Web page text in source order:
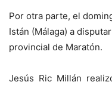
Por otra parte, el
Istán (Málaga) a
provincial de Maratón.
Jesús Ric Millán